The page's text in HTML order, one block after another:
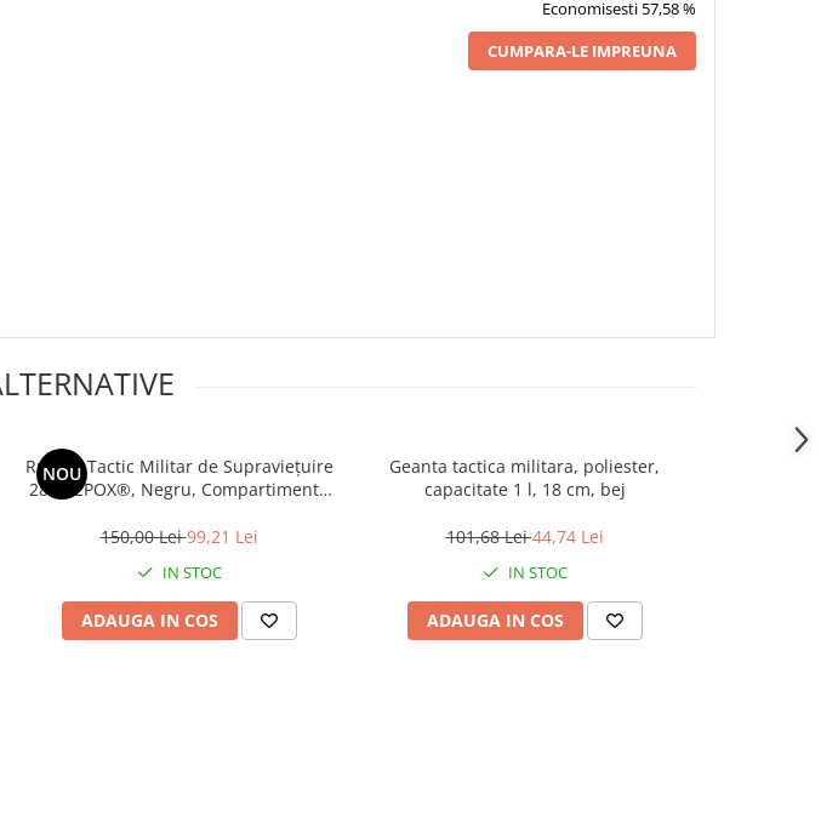
Economisesti 57,58 %
CUMPARA-LE IMPREUNA
NOU
Rucsac Tactic Militar de Supraviețuire
28L DEPOX®, Negru, Compartimente
150,00 Lei99,21 Lei
IN STOC
ADAUGA IN COS
Geanta tactica militara, poliester,
capacitate 1 l, 18 cm, bej
101,68 Lei44,74 Lei
IN STOC
ADAUGA IN COS